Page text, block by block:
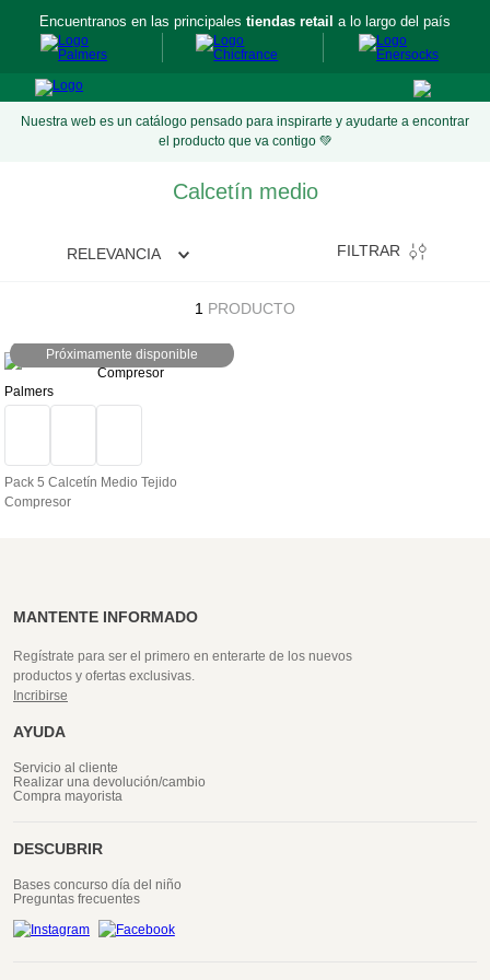
Encuentranos en las principales tiendas retail a lo largo del país
Nuestra web es un catálogo pensado para inspirarte y ayudarte a encontrar
el producto que va contigo 💚
Calcetín medio
RELEVANCIA FILTRAR
1 PRODUCTO
Próximamente disponible
Palmers
Pack 5 Calcetín Medio Tejido
Compresor
MANTENTE INFORMADO
Regístrate para ser el primero en enterarte de los nuevos
productos y ofertas exclusivas.
Incribirse
AYUDA
Servicio al cliente
Realizar una devolución/cambio
Compra mayorista
DESCUBRIR
Bases concurso día del niño
Preguntas frecuentes